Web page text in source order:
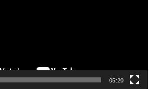
05:20